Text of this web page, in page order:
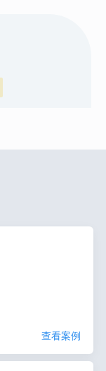
查看案例